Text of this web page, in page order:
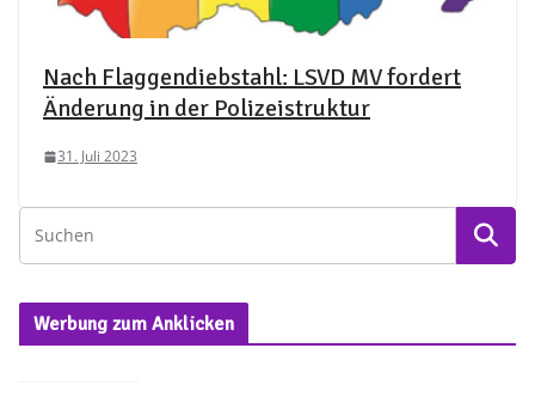
Nach Flaggendiebstahl: LSVD MV fordert
Änderung in der Polizeistruktur
31. Juli 2023
Werbung zum Anklicken